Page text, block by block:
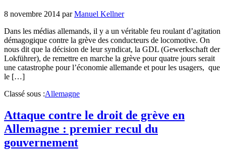
8 novembre 2014 parManuel Kellner
Dans les médias allemands, il y a un véritable feu roulant d’agitation
démagogique contre la grève des conducteurs de locomotive. On
nous dit que la décision de leur syndicat, la GDL (Gewerkschaft der
Lokführer), de remettre en marche la grève pour quatre jours serait
une catastrophe pour l’économie allemande et pour les usagers, que
le […]
Classé sous :Allemagne
Attaque contre le droit de grève en
Allemagne : premier recul du
gouvernement